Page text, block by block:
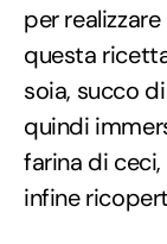
per
questa
soia, succo
quindi
farina di
infine